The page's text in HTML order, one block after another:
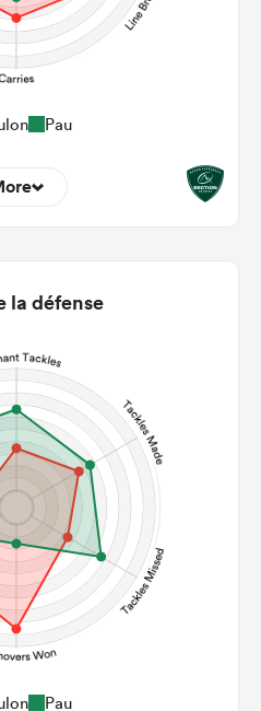
Pau
Kicks
Meters
la défense
Pau